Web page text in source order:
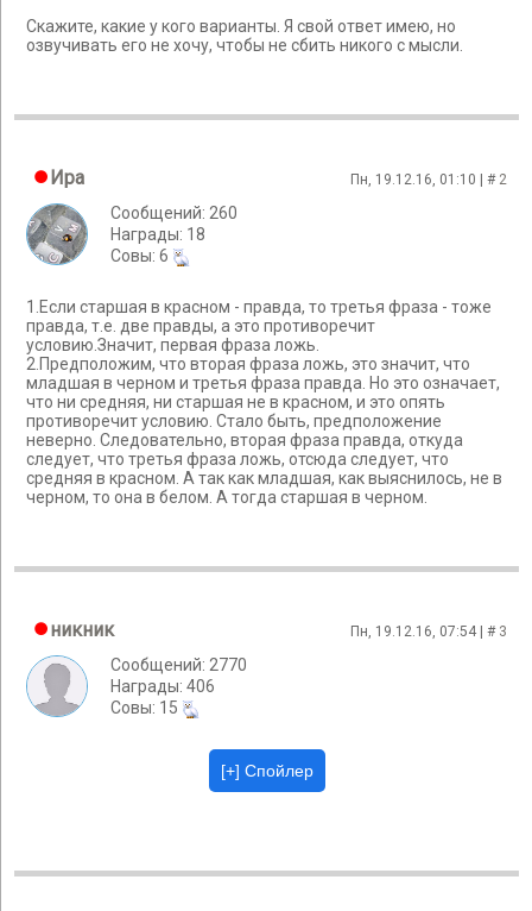
Скажите, какие у кого варианты. Я свой ответ имею, но
озвучивать его не хочу, чтобы не сбить никого с мысли.
Ира Пн, 19.12.16, 01:10 | # 2
Сообщений: 260
Награды: 18
Cовы: 6
1.Если старшая в красном - правда, то третья фраза - тоже
правда, т.е. две правды, а это противоречит
условию.Значит, первая фраза ложь.
2.Предположим, что вторая фраза ложь, это значит, что
младшая в черном и третья фраза правда. Но это означает,
что ни средняя, ни старшая не в красном, и это опять
противоречит условию. Стало быть, предположение
неверно. Следовательно, вторая фраза правда, откуда
следует, что третья фраза ложь, отсюда следует, что
средняя в красном. А так как младшая, как выяснилось, не в
черном, то она в белом. А тогда старшая в черном.
никник Пн, 19.12.16, 07:54 | # 3
Сообщений: 2770
Награды: 406
Cовы: 15